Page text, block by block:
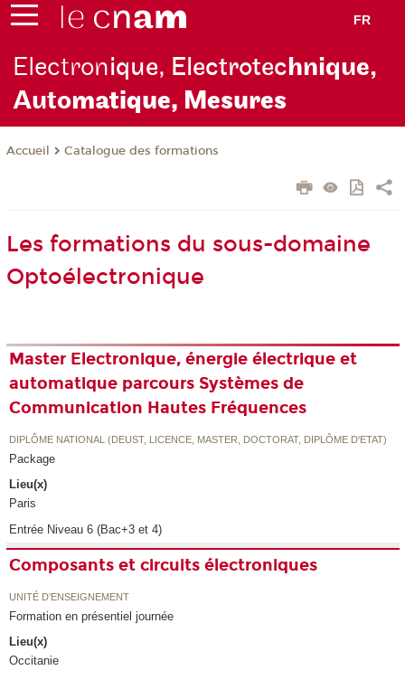
FR
Electronique, Electrotechnique,
Automatique, Mesures
Accueil Catalogue des formations
Les formations du sous-domaine
Optoélectronique
Master Electronique, énergie électrique et
automatique parcours Systèmes de
Communication Hautes Fréquences
DIPLÔME NATIONAL (DEUST, LICENCE, MASTER, DOCTORAT, DIPLÔME D'ETAT)
Package
Lieu(x)
Paris
Entrée Niveau 6 (Bac+3 et 4)
Composants et circuits électroniques
UNITÉ D’ENSEIGNEMENT
Formation en présentiel journée
Lieu(x)
Occitanie